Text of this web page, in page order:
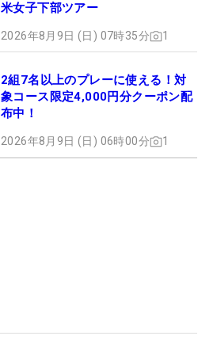
米女子下部ツアー
2026年8月9日 (日) 07時35分 1
2組7名以上のプレーに使える！対
象コース限定4,000円分クーポン配
布中！
2026年8月9日 (日) 06時00分 1